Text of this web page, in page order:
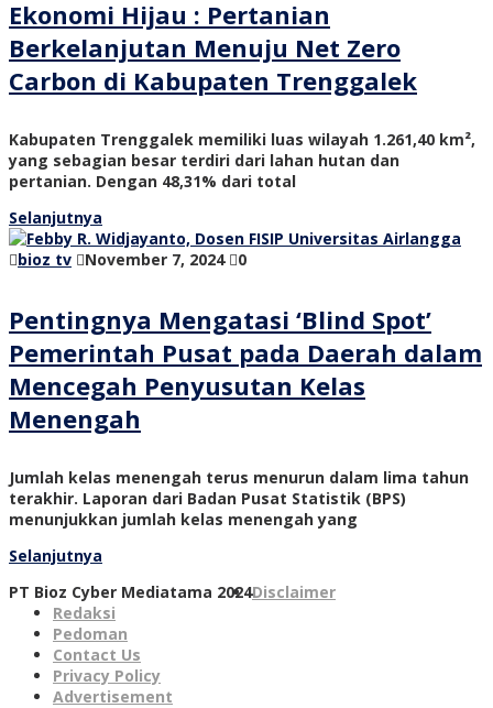
Ekonomi Hijau : Pertanian
Berkelanjutan Menuju Net Zero
Carbon di Kabupaten Trenggalek
Kabupaten Trenggalek memiliki luas wilayah 1.261,40 km²,
yang sebagian besar terdiri dari lahan hutan dan
pertanian. Dengan 48,31% dari total
Selanjutnya
bioz tv
November 7, 2024 0
Pentingnya Mengatasi ‘Blind Spot’
Pemerintah Pusat pada Daerah dalam
Mencegah Penyusutan Kelas
Menengah
Jumlah kelas menengah terus menurun dalam lima tahun
terakhir. Laporan dari Badan Pusat Statistik (BPS)
menunjukkan jumlah kelas menengah yang
Selanjutnya
PT Bioz Cyber Mediatama 2024Disclaimer
Redaksi
Pedoman
Contact Us
Privacy Policy
Advertisement